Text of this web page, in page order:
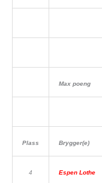
Max poeng
Plass Brygger(e)
4 Espen Lothe